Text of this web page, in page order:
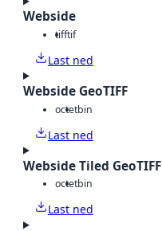
Webside
tifftif
Last ned
Webside GeoTIFF
octetbin
Last ned
Webside Tiled GeoTIFF
octetbin
Last ned